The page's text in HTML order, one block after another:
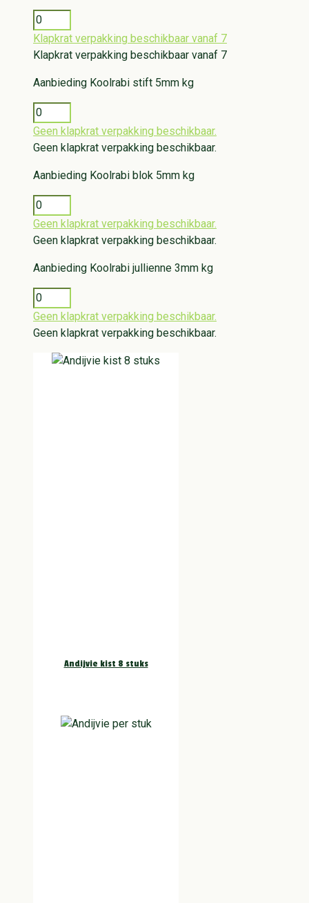
Klapkrat verpakking beschikbaar vanaf 7
Klapkrat verpakking beschikbaar vanaf 7
Aanbieding Koolrabi stift 5mm kg
Geen klapkrat verpakking beschikbaar.
Geen klapkrat verpakking beschikbaar.
Aanbieding Koolrabi blok 5mm kg
Geen klapkrat verpakking beschikbaar.
Geen klapkrat verpakking beschikbaar.
Aanbieding Koolrabi jullienne 3mm kg
Geen klapkrat verpakking beschikbaar.
Geen klapkrat verpakking beschikbaar.
Andijvie kist 8 stuks